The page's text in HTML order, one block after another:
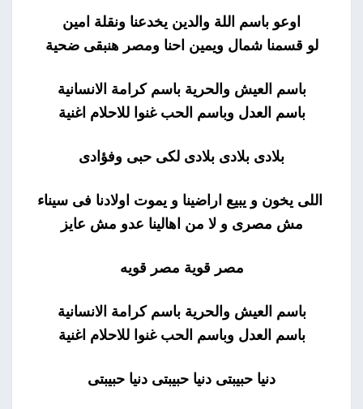
اوعو باسم اللة والدين يخدعنا ونقلة امين
لو قسمنا شمال ويمين احنا ومصر هنبقى ضحية
باسم العيش والحرية باسم كرامة الانسانية
باسم العدل وباسم الحب غنوا للاحلام اغنية
بلادى بلادى بلادى لكى حبى وفؤادى
اللى يخون و يبيع اراضينا و يموت اولادنا فى سيناء
مش مصرى و لا من اهالينا عدو مش عايز
مصر قوية مصر قويه
باسم العيش والحرية باسم كرامة الانسانية
باسم العدل وباسم الحب غنوا للاحلام اغنية
دنيا حبيبتى دنيا حبيبتى دنيا حبيبتى